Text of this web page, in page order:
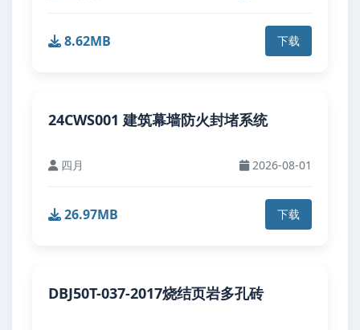
8.62MB 下载
24CWS001 建筑幕墙防火封堵系统
四月 2026-08-01
26.97MB 下载
DBJ50T-037-2017烧结页岩多孔砖